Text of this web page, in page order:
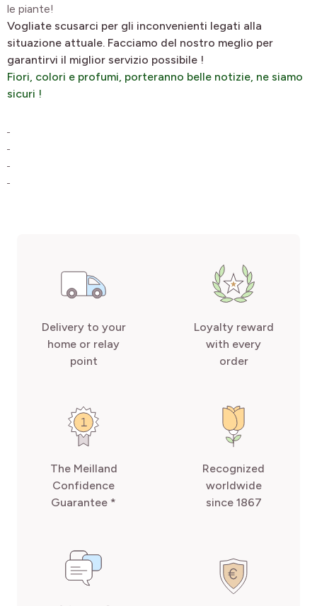
le piante!
Vogliate scusarci per gli inconvenienti legati alla
situazione attuale. Facciamo del nostro meglio per
garantirvi il miglior servizio possibile !
Fiori, colori e profumi, porteranno belle notizie, ne siamo
sicuri !
Delivery to your
home or relay
point
Loyalty reward
with every
order
The Meilland
Confidence
Guarantee *
Recognized
worldwide
since 1867